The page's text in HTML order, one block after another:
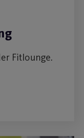
Fitlounge.